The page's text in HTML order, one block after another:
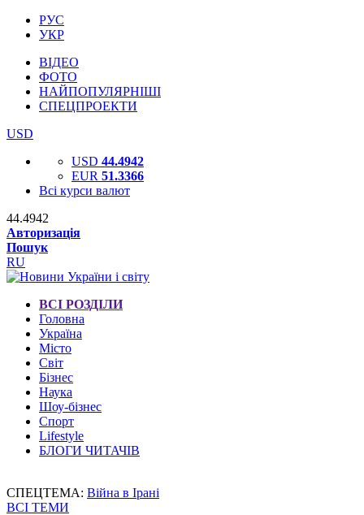
РУС
УКР
ВІДЕО
ФОТО
НАЙПОПУЛЯРНІШІ
СПЕЦПРОЕКТИ
USD
USD 44.4942
EUR 51.3366
Всі курси валют
44.4942
Авторизація
Пошук
RU
ВСІ РОЗДІЛИ
Головна
Україна
Місто
Світ
Бізнес
Наука
Шоу-бізнес
Спорт
Lifestyle
БЛОГИ ЧИТАЧІВ
СПЕЦТЕМА: Війна в Ірані
ВСІ ТЕМИ